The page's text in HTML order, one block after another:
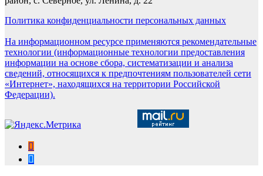
Политика конфиденциальности персональных данных
На информационном ресурсе применяются рекомендательные
технологии (информационные технологии предоставления
информации на основе сбора, систематизации и анализа
сведений, относящихся к предпочтениям пользователей сети
«Интернет», находящихся на территории Российской
Федерации).